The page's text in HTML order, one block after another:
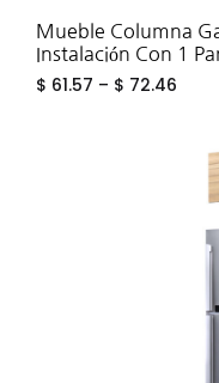
Mueble Columna
Instalación Con 1
$ 61.57 – $ 72.46